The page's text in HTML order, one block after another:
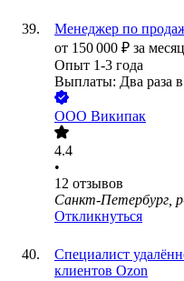
Менеджер по
от 150 000 ₽ за
Опыт 1-3 года
Выплаты: Два раза
ООО Википак
4.4
•
12 отзывов
Санкт-Петербург,
Откликнуться
Специалист
клиентов Ozon